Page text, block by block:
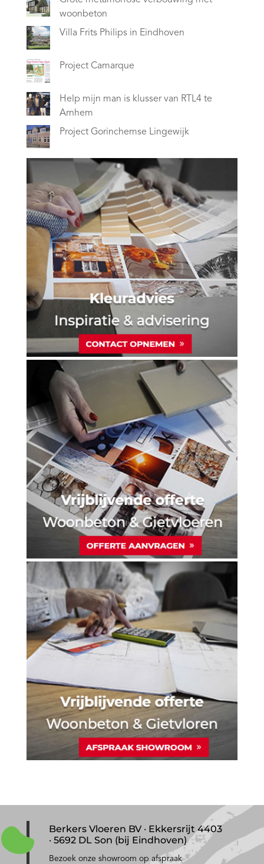
woonbeton
Villa Frits Philips in Eindhoven
Project Camarque
Help mijn man is klusser van RTL4 te
Arnhem
Project Gorinchemse Lingewijk
Berkers Vloeren BV · Ekkersrijt 4403
· 5692 DL Son (bij Eindhoven)
Bezoek onze showroom op afspraak